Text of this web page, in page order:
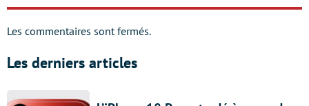
Les commentaires sont fermés.
Les derniers articles